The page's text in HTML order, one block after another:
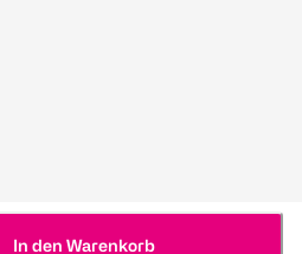
In den Warenkorb